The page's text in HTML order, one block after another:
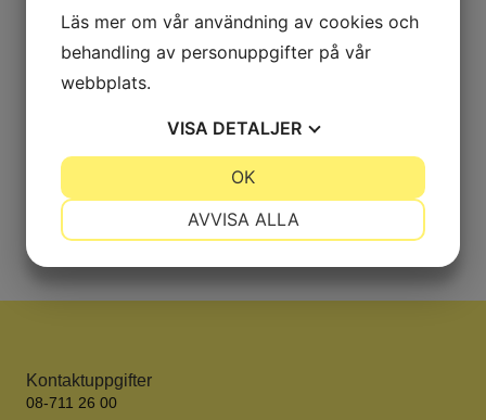
produkt som stänger ute solen åt alla håll.
Korgmarkisen förses med antingen klassisk tät
markisväv, eller screenväv. Välj mellan breda
kollektioner med allt från enfärgade, melerade till
Maxbredd:6.0 m.
Utfall:
Kontaktuppgifter
08-711 26 00
Läs mer om vår användning av cookies och
behandling av personuppgifter på vår
webbplats.
VISA DETALJER
AVVISA ALLA
OK